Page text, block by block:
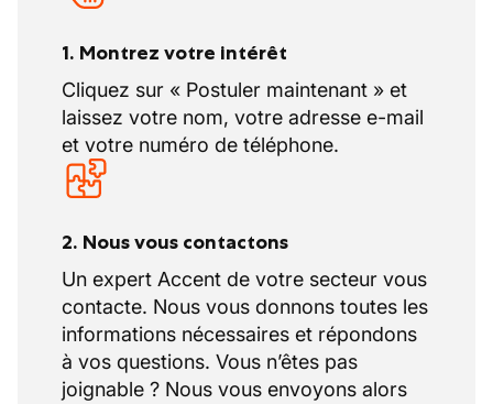
1. Montrez votre intérêt
Cliquez sur « Postuler maintenant » et
laissez votre nom, votre adresse e-mail
et votre numéro de téléphone.
2. Nous vous contactons
Un expert Accent de votre secteur vous
contacte. Nous vous donnons toutes les
informations nécessaires et répondons
à vos questions. Vous n’êtes pas
joignable ? Nous vous envoyons alors